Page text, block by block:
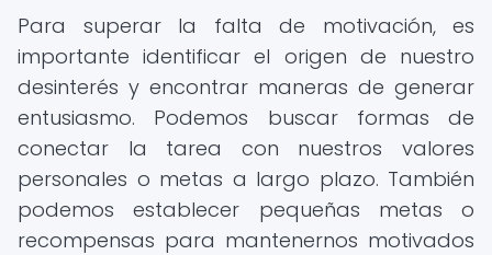
Para superar la falta de motivación, es
importante identificar el origen de nuestro
desinterés y encontrar maneras de generar
entusiasmo. Podemos buscar formas de
conectar la tarea con nuestros valores
personales o metas a largo plazo. También
podemos establecer pequeñas metas o
recompensas para mantenernos motivados